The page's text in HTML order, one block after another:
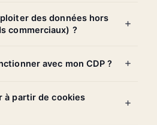
des données hors
commerciaux) ?
avec mon CDP ?
à partir de cookies